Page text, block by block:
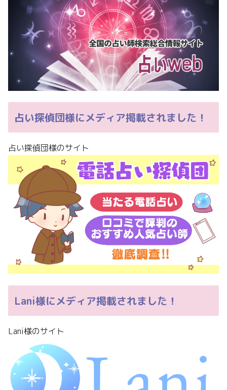
占い探偵団様にメディア掲載されました！
占い探偵団様のサイト
Lani様にメディア掲載されました！
Lani様のサイト